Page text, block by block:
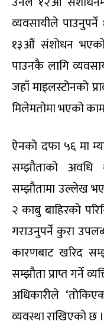
व्यवसायीले
१३औं संशोधन भएको
पाउनकै लागि
जहाँ माइलस्टोनको
मिलेमतोमा भएको काम
ऐनको दफा ५६ मा
सम्झौताको अवधि
सम्झौतामा उल्लेख
२ काबु बाहिरको
गराउनुपर्ने कुरा
कारणबाट खरिद
सम्झौता प्राप्त गर्ने
अधिकारीले
व्यवस्था राखिएको छ ।